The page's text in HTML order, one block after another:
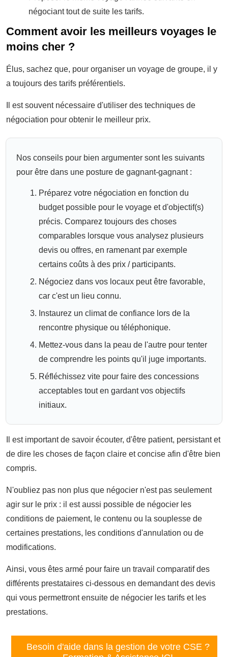
négociant tout de suite les tarifs.
Comment avoir les meilleurs voyages le
moins cher ?
Élus, sachez que, pour organiser un voyage de groupe, il y
a toujours des tarifs préférentiels.
Il est souvent nécessaire d'utiliser des techniques de
négociation pour obtenir le meilleur prix.
Nos conseils pour bien argumenter sont les suivants
pour être dans une posture de gagnant-gagnant :
Préparez votre négociation en fonction du
budget possible pour le voyage et d'objectif(s)
précis. Comparez toujours des choses
comparables lorsque vous analysez plusieurs
devis ou offres, en ramenant par exemple
certains coûts à des prix / participants.
Négociez dans vos locaux peut être favorable,
car c'est un lieu connu.
Instaurez un climat de confiance lors de la
rencontre physique ou téléphonique.
Mettez-vous dans la peau de l'autre pour tenter
de comprendre les points qu'il juge importants.
Réfléchissez vite pour faire des concessions
acceptables tout en gardant vos objectifs
initiaux.
Il est important de savoir écouter, d'être patient, persistant et
de dire les choses de façon claire et concise afin d'être bien
compris.
N'oubliez pas non plus que négocier n'est pas seulement
agir sur le prix : il est aussi possible de négocier les
conditions de paiement, le contenu ou la souplesse de
certaines prestations, les conditions d'annulation ou de
modifications.
Ainsi, vous êtes armé pour faire un travail comparatif des
différents prestataires ci-dessous en demandant des devis
qui vous permettront ensuite de négocier les tarifs et les
prestations.
Besoin d'aide dans la gestion de votre CSE ?